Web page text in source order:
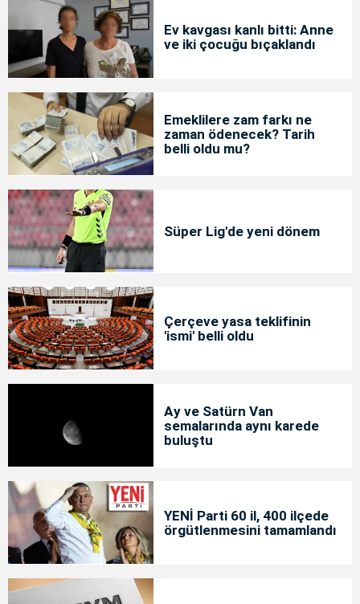
Ev kavgası kanlı bitti: Anne
ve iki çocuğu bıçaklandı
Emeklilere zam farkı ne
zaman ödenecek? Tarih
belli oldu mu?
Süper Lig'de yeni dönem
Çerçeve yasa teklifinin
'ismi' belli oldu
Ay ve Satürn Van
semalarında aynı karede
buluştu
YENİ Parti 60 il, 400 ilçede
örgütlenmesini tamamlandı